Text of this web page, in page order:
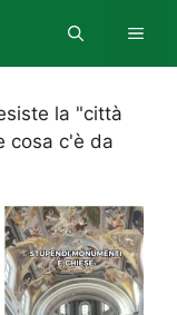
la "città
cosa c'è da